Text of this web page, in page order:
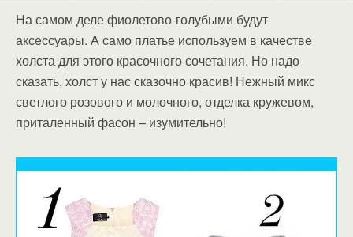
На самом деле фиолетово-голубыми будут
аксессуары. А само платье используем в качестве
холста для этого красочного сочетания. Но надо
сказать, холст у нас сказочно красив! Нежный микс
светлого розового и молочного, отделка кружевом,
приталенный фасон – изумительно!